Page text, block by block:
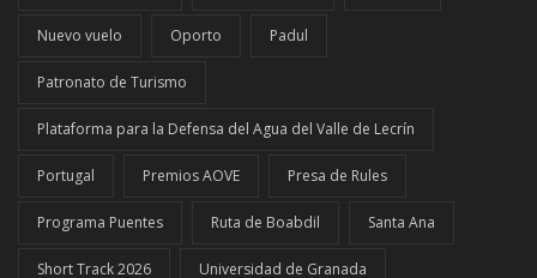
Nuevo vuelo Oporto Padul
Patronato de Turismo
Plataforma para la Defensa del Agua del Valle de Lecrín
Portugal Premios AOVE Presa de Rules
Programa Puentes Ruta de Boabdil Santa Ana
Short Track 2026 Universidad de Granada